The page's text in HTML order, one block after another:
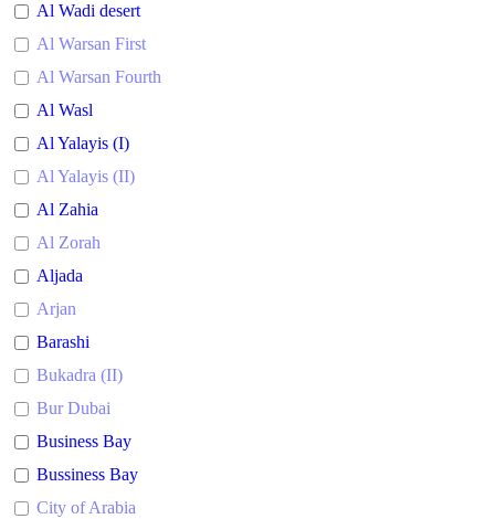
Al Wadi desert
Al Warsan First
Al Warsan Fourth
Al Wasl
Al Yalayis (I)
Al Yalayis (II)
Al Zahia
Al Zorah
Aljada
Arjan
Barashi
Bukadra (II)
Bur Dubai
Business Bay
Bussiness Bay
City of Arabia